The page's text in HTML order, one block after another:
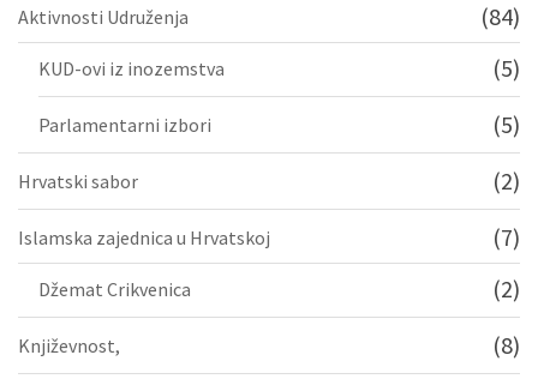
Aktivnosti Udruženja (84)
KUD-ovi iz inozemstva (5)
Parlamentarni izbori (5)
Hrvatski sabor (2)
Islamska zajednica u Hrvatskoj (7)
Džemat Crikvenica (2)
Književnost, (8)